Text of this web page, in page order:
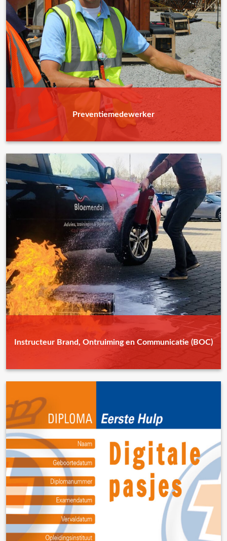
Preventiemedewerker
Instructeur Brand, Ontruiming en Communicatie (BOC)